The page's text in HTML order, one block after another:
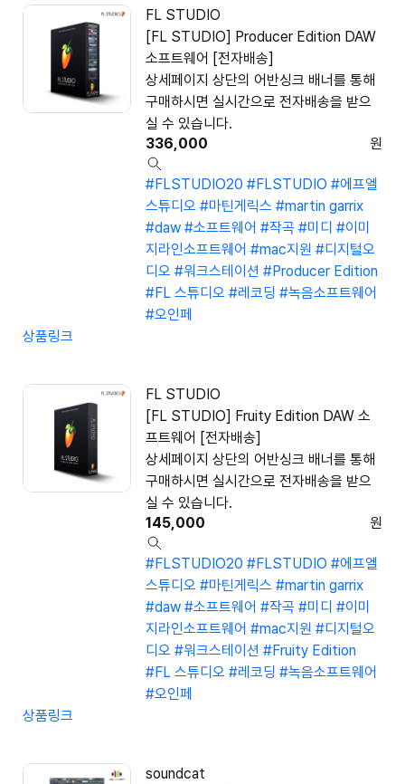
FL STUDIO
[FL STUDIO] Producer Edition DAW
소프트웨어 [전자배송]
상세페이지 상단의 어반싱크 배너를 통해
구매하시면 실시간으로 전자배송을 받으
실 수 있습니다.
336,000
원
#FLSTUDIO20 #FLSTUDIO #에프엘
스튜디오 #마틴게릭스 #martin garrix
#daw #소프트웨어 #작곡 #미디 #이미
지라인소프트웨어 #mac지원 #디지털오
디오 #워크스테이션 #Producer Edition
#FL 스튜디오 #레코딩 #녹음소프트웨어
#오인페
상품링크
FL STUDIO
[FL STUDIO] Fruity Edition DAW 소
프트웨어 [전자배송]
상세페이지 상단의 어반싱크 배너를 통해
구매하시면 실시간으로 전자배송을 받으
실 수 있습니다.
145,000
원
#FLSTUDIO20 #FLSTUDIO #에프엘
스튜디오 #마틴게릭스 #martin garrix
#daw #소프트웨어 #작곡 #미디 #이미
지라인소프트웨어 #mac지원 #디지털오
디오 #워크스테이션 #Fruity Edition
#FL 스튜디오 #레코딩 #녹음소프트웨어
#오인페
상품링크
soundcat